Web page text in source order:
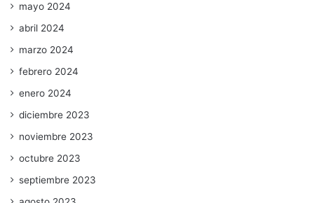
mayo 2024
abril 2024
marzo 2024
febrero 2024
enero 2024
diciembre 2023
noviembre 2023
octubre 2023
septiembre 2023